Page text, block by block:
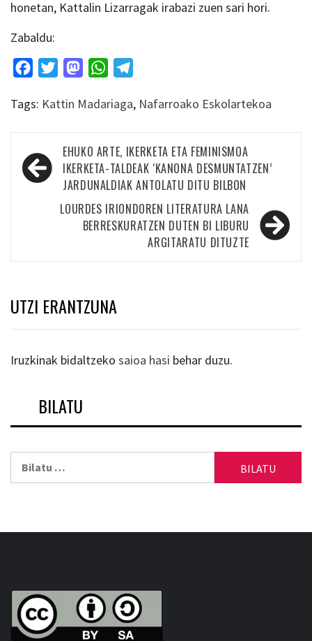
honetan, Kattalin Lizarragak irabazi zuen sari hori.
Zabaldu:
FacebookTwitterMastodonWhatsApp
Tags: Kattin Madariaga, Nafarroako Eskolartekoa
Bidalketetan
zehar
nabigatu
EHUKO ARTE, IKERKETA ETA FEMINISMOA
IKERKETA-TALDEAK ‘KANONA DESMUNTATZEN’
JARDUNALDIAK ANTOLATU DITU BILBON
LOURDES IRIONDOREN LITERATURA LANA
BERRESKURATZEN DUTEN BI LIBURU
ARGITARATU DITUZTE
UTZI ERANTZUNA
Iruzkinak bidaltzeko saioa hasi behar duzu.
BILATU